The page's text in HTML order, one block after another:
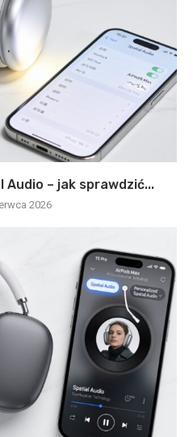
Audio – jak sprawdzić...
2026